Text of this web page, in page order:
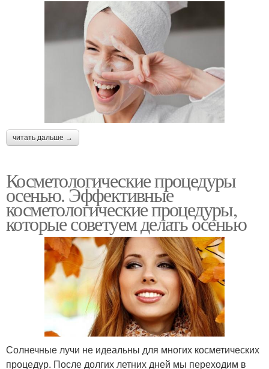
читать дальше →
Косметологические процедуры
осенью. Эффективные
косметологические процедуры,
которые советуем делать осенью
Солнечные лучи не идеальны для многих косметических
процедур. После долгих летних дней мы переходим в